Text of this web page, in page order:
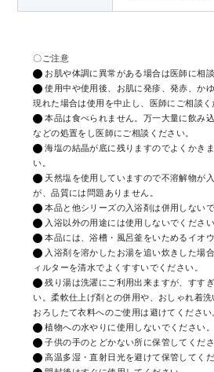
〇ご注意
お肌や体調に異常がある場合は医師に相
使用中や使用後、お肌に発疹、発赤、か
現れた場合は使用を中止し、医師にご相談く
本品は食べられません。万一大量に飲み
などの処置をし医師にご相談ください。
海塩の結晶が底に残りますのでよくかき
い。
天然塩を使用していますので不溶解物が
が、品質には問題ありません。
本品と他シリーズの入浴剤は併用しないで
入浴以外の用途には使用しないでください
本品には、浴槽・風呂釜をいためるイオ
入浴剤を溶かしたお湯を追い炊きした場
ィルターを清水でよくすすいでください。
残り湯は洗濯にご利用出来ますが、すす
い。柔軟仕上げ剤との併用や、おしゃれ着洗
おろしたて衣料へのご使用は避けてください
植物への水やりに使用しないでください。
子供の手のとどかない所に保管してくださ
高温多湿・直射日光を避けて保管してくだ